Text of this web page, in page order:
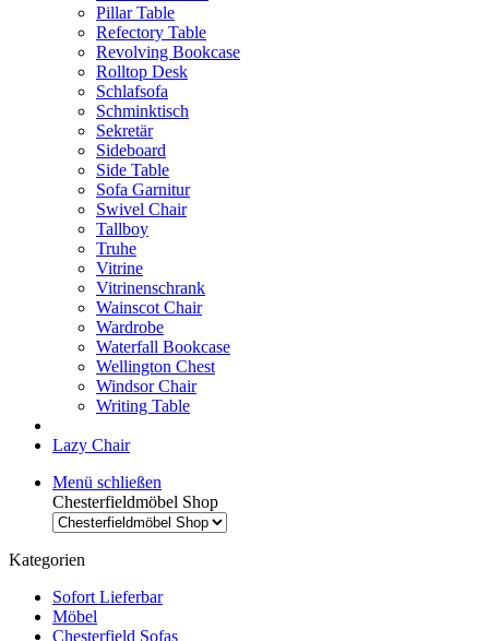
Pillar Table
Refectory Table
Revolving Bookcase
Rolltop Desk
Schlafsofa
Schminktisch
Sekretär
Sideboard
Side Table
Sofa Garnitur
Swivel Chair
Tallboy
Truhe
Vitrine
Vitrinenschrank
Wainscot Chair
Wardrobe
Waterfall Bookcase
Wellington Chest
Windsor Chair
Writing Table
Lazy Chair
Menü schließen
Chesterfieldmöbel Shop
Kategorien
Sofort Lieferbar
Möbel
Chesterfield Sofas